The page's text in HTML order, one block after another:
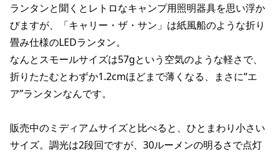
ランタンと聞くとレトロなキャンプ用照明器具を思い浮か
びますが、「キャリー・ザ・サン」は紙風船のような折り
畳み仕様のLEDランタン。
なんとスモールサイズは57gという空気のような軽さで、
折りたたむとわずか1.2cmほどまで薄くなる、まさに“エ
ア”ランタンなんです。
販売中のミディアムサイズと比べると、ひとまわり小さい
サイズ。調光は2段回ですが、30ルーメンの明るさで点灯